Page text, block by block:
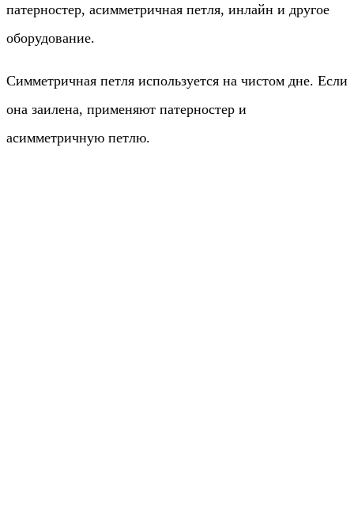
патерностер, асимметричная петля, инлайн и другое
оборудование.
Симметричная петля используется на чистом дне. Если
она заилена, применяют патерностер и
асимметричную петлю.